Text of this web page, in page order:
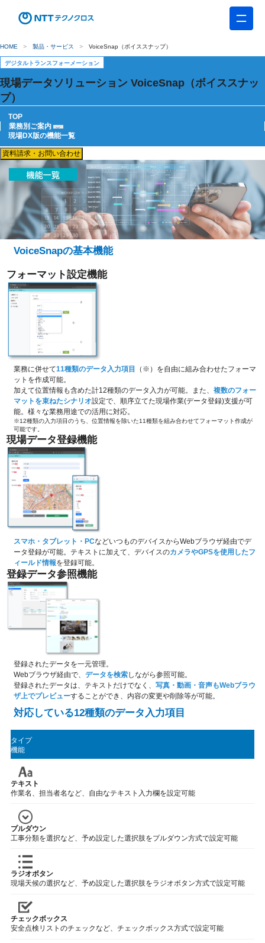
HOME 製品・サービス VoiceSnap（ボイススナップ）
デジタルトランスフォーメーション
現場データソリューション VoiceSnap（ボイススナッ
プ）
TOP
業務別ご案内
現場DX版の機能一覧
資料請求・お問い合わせ
VoiceSnapの基本機能
フォーマット設定機能
業務に併せて11種類のデータ入力項目
（※）を自由に組み合わせたフォーマ
ットを作成可能。
加えて位置情報も含めた計12種類のデータ入力が可能。また、複数のフォー
マットを束ねたシナリオ設定で、順序立てた現場作業(データ登録)支援が可
能。様々な業務用途での活用に対応。
※12種類の入力項目のうち、位置情報を除いた11種類を組み合わせてフォーマット作成が
可能です。
現場データ登録機能
スマホ・タブレット・PCなどいつものデバイスからWebブラウザ経由でデ
ータ登録が可能。テキストに加えて、デバイスのカメラやGPSを使用したフ
ィールド情報を登録可能。
登録データ参照機能
登録されたデータを一元管理。
Webブラウザ経由で、データを検索しながら参照可能。
登録されたデータは、テキストだけでなく、写真・動画・音声もWebブラウ
ザ上でプレビューすることができ、内容の変更や削除等が可能。
対応している12種類のデータ入力項目
タイプ
機能
テキスト
作業名、担当者名など、自由なテキスト入力欄を設定可能
プルダウン
工事分類を選択など、予め設定した選択肢をプルダウン方式で設定可能
ラジオボタン
現場天候の選択など、予め設定した選択肢をラジオボタン方式で設定可能
チェックボックス
安全点検リストのチェックなど、チェックボックス方式で設定可能